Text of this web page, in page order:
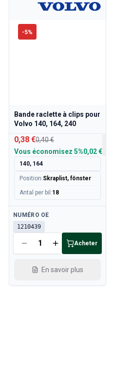
-5%
Bande raclette à clips pour
Volvo 140, 164, 240
0,38 €0,40 €
Vous économisez 5%0,02 €
140, 164
Position:Skraplist, fönster
Antal per bil :18
Disponible
NUMÉRO OE
1210439
Acheter
En savoir plus